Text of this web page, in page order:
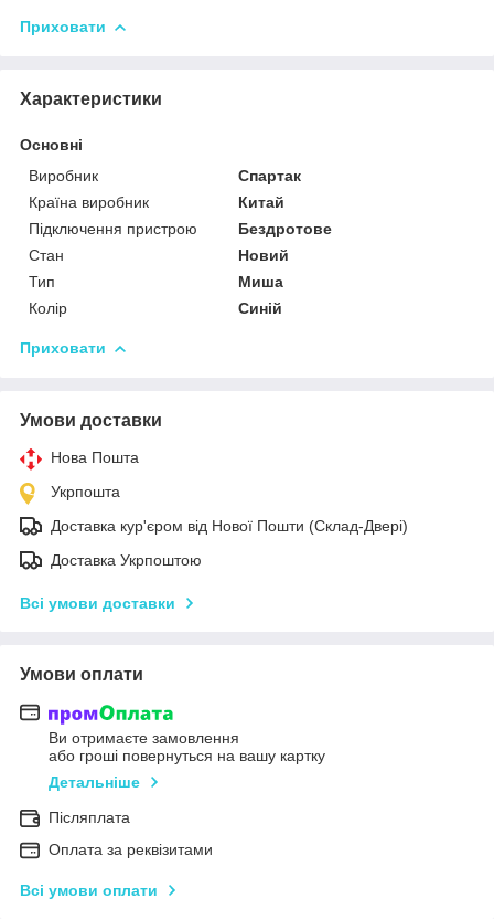
Приховати
Характеристики
Основні
Виробник
Спартак
Країна виробник
Китай
Підключення пристрою
Бездротове
Стан
Новий
Тип
Миша
Колір
Синій
Приховати
Умови доставки
Нова Пошта
Укрпошта
Доставка кур'єром від Нової Пошти (Склад-Двері)
Доставка Укрпоштою
Всі умови доставки
Умови оплати
Ви отримаєте замовлення
або гроші повернуться на вашу картку
Детальніше
Післяплата
Оплата за реквізитами
Всі умови оплати